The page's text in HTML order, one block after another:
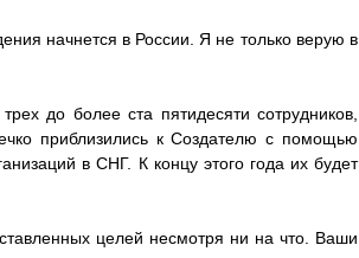
начнется в России. Я не только верую в
до более ста пятидесяти сотрудников,
приблизились к Создателю с помощью
в СНГ. К концу этого года их будет
целей несмотря ни на что. Ваши